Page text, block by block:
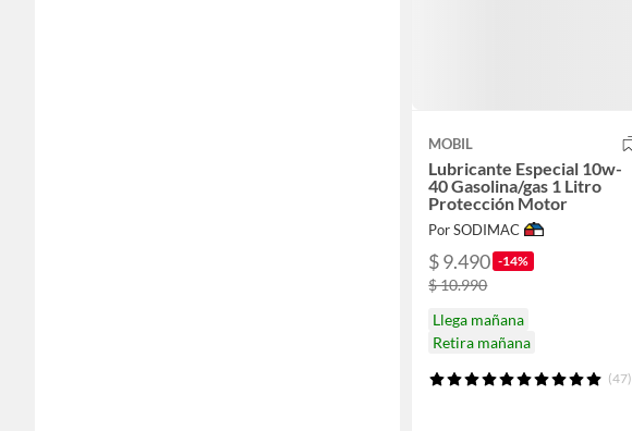
MOBIL
Lubricante Especial 10w-
40 Gasolina/gas 1 Litro
Protección Motor
Por SODIMAC
$ 9.490 -14%
$ 10.990
Llega mañana
Retira mañana
(47)